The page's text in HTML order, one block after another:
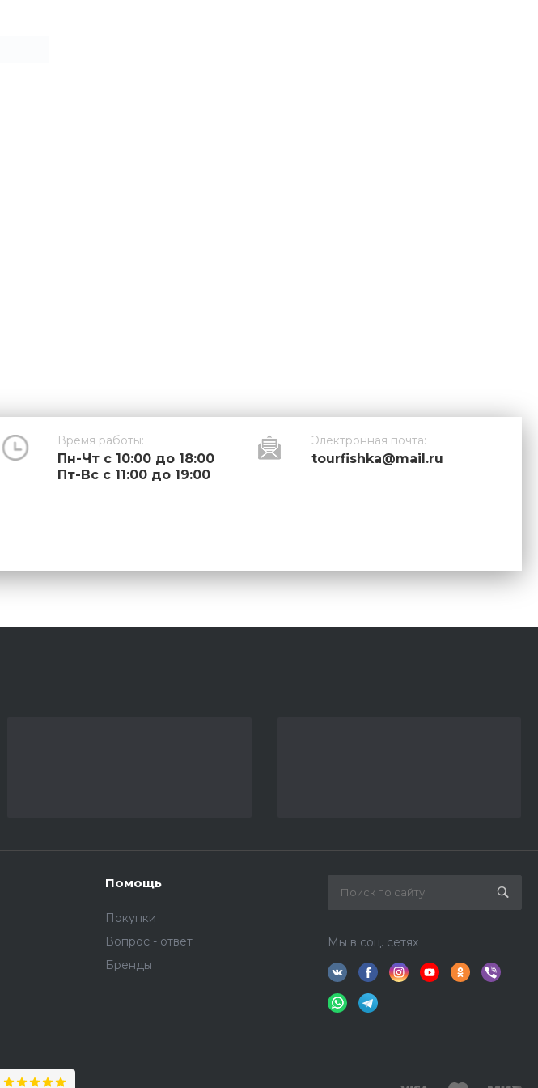
Время работы:
Пн-Чт с 10:00 до 18:00
Пт-Вс с 11:00 до 19:00
Электронная почта:
tourfishka@mail.ru
Помощь
Покупки
Вопрос - ответ
Бренды
Мы в соц. сетях